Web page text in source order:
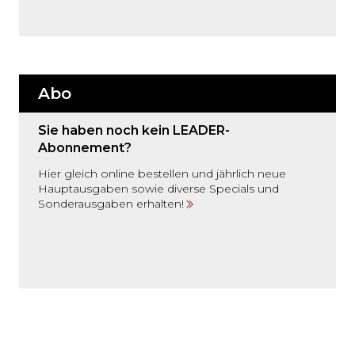
Abo
Sie haben noch kein LEADER-
Abonnement?
Hier gleich online bestellen und jährlich neue
Hauptausgaben sowie diverse Specials und
Sonderausgaben erhalten!